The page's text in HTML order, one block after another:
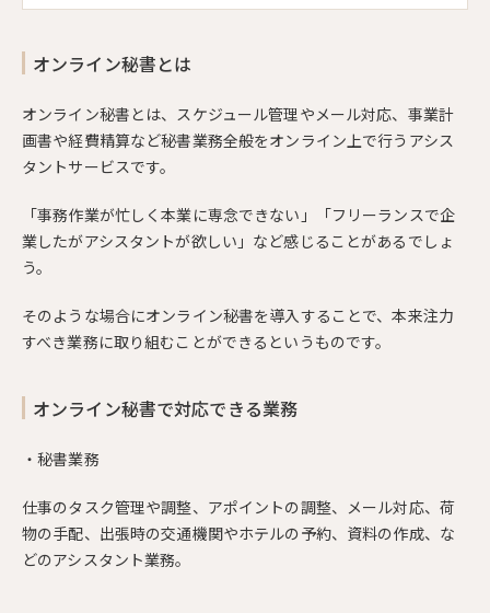
オンライン秘書とは
オンライン秘書とは、スケジュール管理やメール対応、事業計
画書や経費精算など秘書業務全般をオンライン上で行うアシス
タントサービスです。
「事務作業が忙しく本業に専念できない」「フリーランスで企
業したがアシスタントが欲しい」など感じることがあるでしょ
う。
そのような場合にオンライン秘書を導入することで、本来注力
すべき業務に取り組むことができるというものです。
オンライン秘書で対応できる業務
・秘書業務
仕事のタスク管理や調整、アポイントの調整、メール対応、荷
物の手配、出張時の交通機関やホテルの予約、資料の作成、な
どのアシスタント業務。